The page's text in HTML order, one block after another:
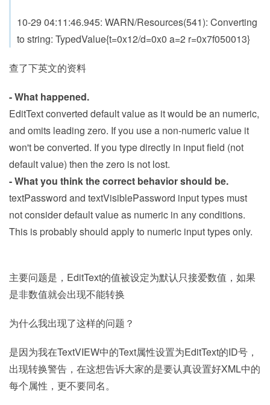
10-29 04:11:46.945: WARN/Resources(541): Converting
to string: TypedValue{t=0x12/d=0x0 a=2 r=0x7f050013}
查了下英文的资料
- What happened.
EditText converted default value as it would be an numeric,
and omits leading zero. If you use a non-numeric value it
won't be converted. If you type directly in input field (not
default value) then the zero is not lost.
- What you think the correct behavior should be.
textPassword and textVisiblePassword input types must
not consider default value as numeric in any conditions.
This is probably should apply to numeric input types only.
主要问题是，EditText的值被设定为默认只接爱数值，如果
是非数值就会出现不能转换
为什么我出现了这样的问题？
是因为我在TextVIEW中的Text属性设置为EditText的ID号，
出现转换警告，在这想告诉大家的是要认真设置好XML中的
每个属性，更不要同名。